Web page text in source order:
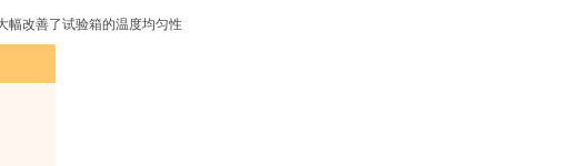
幅改善了试验箱的温度均匀性
各4支